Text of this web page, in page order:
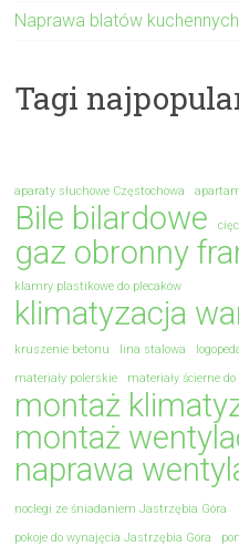
Naprawa blatów
Tagi
aparaty słuchowe Częstochowa
Bile bilardowe
gaz obronny
klamry plastikowe do plecaków
klimatyzacja
kruszenie betonu
lina stalowa
materiały polerskie
materiały ścierne
montaż
montaż
naprawa
noclegi ze śniadaniem Jastrzębia Góra
pokoje do wynajęcia Jastrzębia Góra